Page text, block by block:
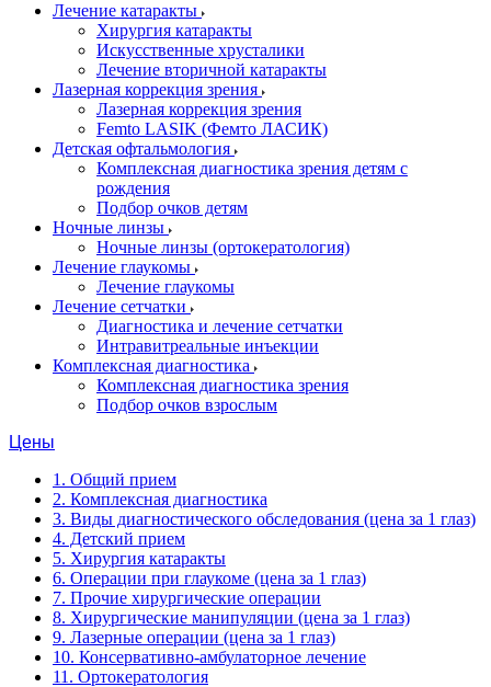
Лечение катаракты
Хирургия катаракты
Искусственные хрусталики
Лечение вторичной катаракты
Лазерная коррекция зрения
Лазерная коррекция зрения
Femto LASIK (Фемто ЛАСИК)
Детская офтальмология
Комплексная диагностика зрения детям c
рождения
Подбор очков детям
Ночные линзы
Ночные линзы (ортокератология)
Лечение глаукомы
Лечение глаукомы
Лечение сетчатки
Диагностика и лечение сетчатки
Интравитреальные инъекции
Комплексная диагностика
Комплексная диагностика зрения
Подбор очков взрослым
Цены
1. Общий прием
2. Комплексная диагностика
3. Виды диагностического обследования (цена за 1 глаз)
4. Детский прием
5. Хирургия катаракты
6. Операции при глаукоме (цена за 1 глаз)
7. Прочие хирургические операции
8. Хирургические манипуляции (цена за 1 глаз)
9. Лазерные операции (цена за 1 глаз)
10. Консервативно-амбулаторное лечение
11. Ортокератология